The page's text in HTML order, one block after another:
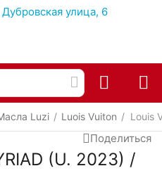
улица, 6
Luzi / Luois Vuiton / Louis
Поделиться
(U. 2023) /